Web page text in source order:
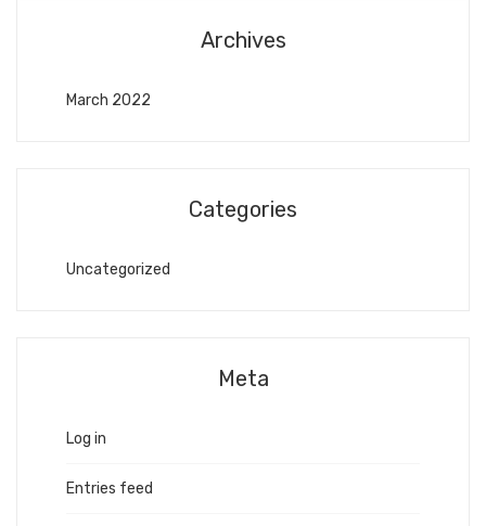
Archives
March 2022
Categories
Uncategorized
Meta
Log in
Entries feed